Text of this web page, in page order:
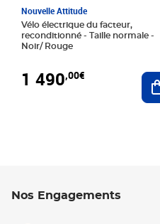
Nouvelle Attitude
Vélo électrique du facteur,
reconditionné - Taille normale -
Noir/ Rouge
1 490,00€
Nos Engagements